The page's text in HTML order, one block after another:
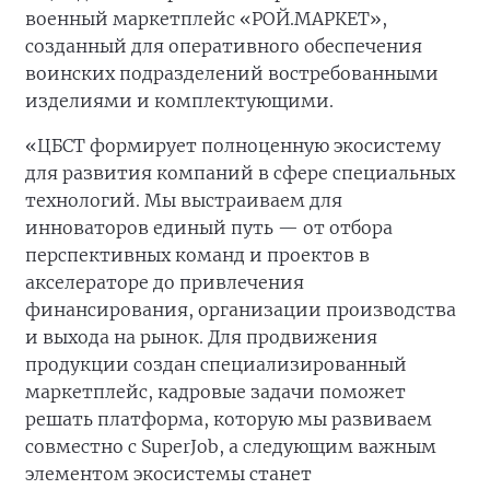
военный маркетплейс «РОЙ.МАРКЕТ»,
созданный для оперативного обеспечения
воинских подразделений востребованными
изделиями и комплектующими.
«ЦБСТ формирует полноценную экосистему
для развития компаний в сфере специальных
технологий. Мы выстраиваем для
инноваторов единый путь — от отбора
перспективных команд и проектов в
акселераторе до привлечения
финансирования, организации производства
и выхода на рынок. Для продвижения
продукции создан специализированный
маркетплейс, кадровые задачи поможет
решать платформа, которую мы развиваем
совместно с SuperJob, а следующим важным
элементом экосистемы станет